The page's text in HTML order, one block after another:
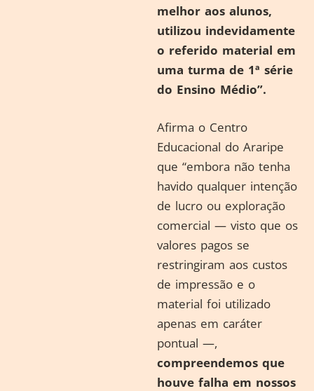
melhor aos alunos,
utilizou indevidamente
o referido material em
uma turma de 1ª série
do Ensino Médio”.
Afirma o Centro
Educacional do Araripe
que “embora não tenha
havido qualquer intenção
de lucro ou exploração
comercial — visto que os
valores pagos se
restringiram aos custos
de impressão e o
material foi utilizado
apenas em caráter
pontual —,
compreendemos que
houve falha em nossos